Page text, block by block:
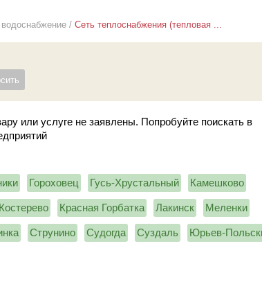
/ Сеть теплоснабжения (тепловая ...
или услуге не заявлены. Попробуйте поискать в
Гороховец Гусь-Хрустальный Камешково
Костерево Красная Горбатка Лакинск Меленки
Струнино Судогда Суздаль Юрьев-